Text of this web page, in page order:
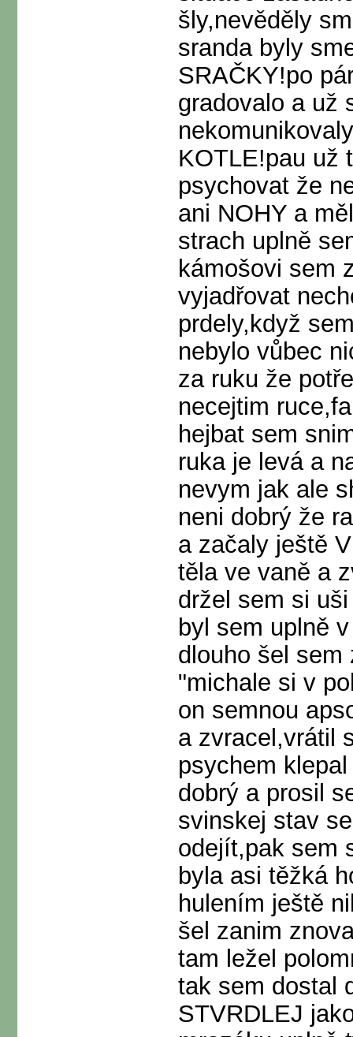
šly,nevěděly
sranda byly
SRAČKY!po
gradovalo a už
KOTLE!pau už
psychovat že
ani NOHY a
strach uplně
kámošovi sem
vyjadřovat
prdely,když
nebylo vůbec
za ruku že
necejtim
hejbat sem
ruka je levá a
nevym jak ale
neni dobrý že
a začaly ještě
těla ve vaně a
držel sem si
byl sem uplně
dlouho šel sem
"michale si v
on semnou
a zvracel,vrátil
psychem
dobrý a prosil
svinskej stav
odejít,pak sem
byla asi těžká
hulením ještě
šel zanim
tam ležel
tak sem dostal
STVRDLEJ